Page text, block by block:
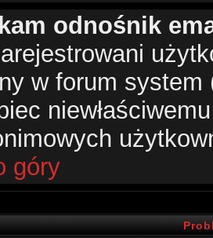
odnośnik
w forum system
góry